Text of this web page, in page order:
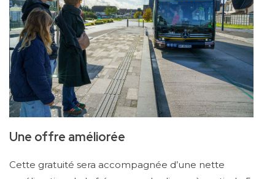
Une offre améliorée
Cette gratuité sera accompagnée d’une nette